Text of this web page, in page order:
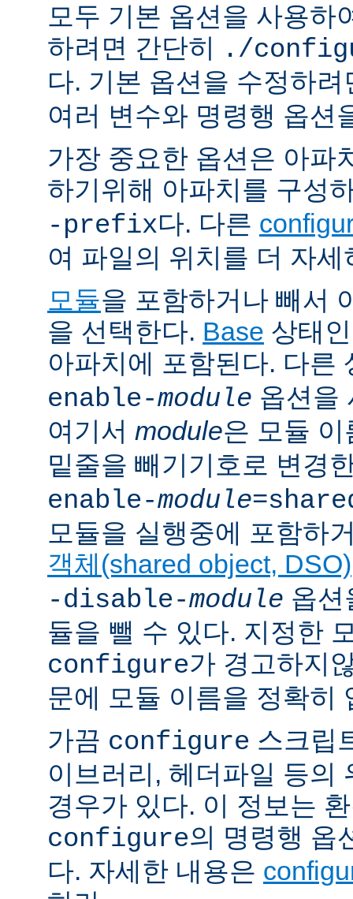
모두 기본 옵션을 사용하
하려면 간단히 ./
다. 기본 옵션을 수정하
여러 변수와 명령행 옵션
가장 중요한 옵션은 아파
하기위해 아파치를 구성
-prefix다. 다른
여 파일의 위치를 더 자
모듈을 포함하거나 빼서
을 선택한다. Base 상태
아파치에 포함된다. 다른
enable-module 옵션을
여기서 module은 모듈
밑줄을 빼기기호로 변경
enable-module
모듈을 실행중에 포함하
객체(shared object, DSO)
-disable-module 옵션
듈을 뺄 수 있다. 지정한
configure가 경고하지
문에 모듈 이름을 정확히
가끔 configure 스크립
이브러리, 헤더파일 등의
경우가 있다. 이 정보는
configure의 명령행 옵
다. 자세한 내용은